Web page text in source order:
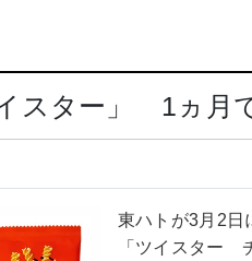
スター」 1ヵ月
東ハトが3月2日
「ツイスター